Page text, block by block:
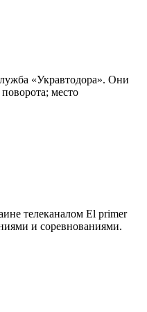
«Укравтодора». Они
место
телеканалом El primer
и соревнованиями.